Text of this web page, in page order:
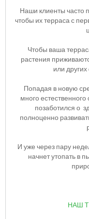
Наши клиенты часто
чтобы их терраса с
Чтобы ваша
растения
или
Попадая в новую
много
позаботился о
полноценно
И уже через пару
начнет утопать в
НАШ